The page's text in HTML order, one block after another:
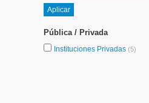
Pública / Privada
Instituciones Privadas (5)